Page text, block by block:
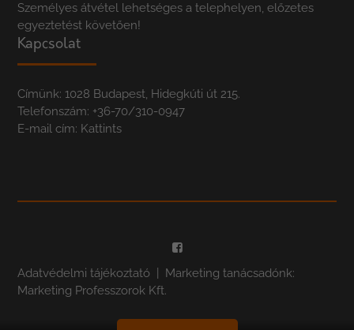
Személyes átvétel lehetséges a telephelyen, előzetes
egyeztetést követően!
Kapcsolat
Címünk: 1028 Budapest, Hidegkúti út 215.
Telefonszám: +36-70/310-0947
E-mail cím: Kattints
Adatvédelmi tájékoztató
| Marketing tanácsadónk:
Marketing Professzorok Kft.